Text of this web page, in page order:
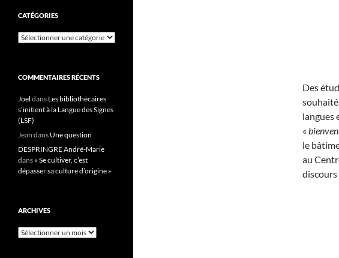
Des
langues
«
le
au
discours
CATÉGORIES
Catégories
COMMENTAIRES RÉCENTS
Joel dans Les bibliothécaires
s’initient à la Langue des Signes
(LSF)
Jean dans Une question
DESPRINGRE André-Marie
dans « Se cultiver, c’est
dépasser sa culture d’origine »
ARCHIVES
Archives